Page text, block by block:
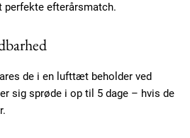
perfekte efterårsmatch.
de i en lufttæt beholder ved
sig sprøde i op til 5 dage – hvis de